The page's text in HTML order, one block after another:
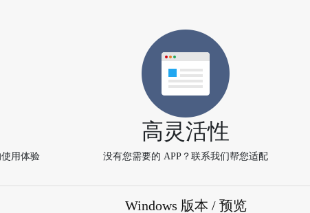
用体验
高灵活性
没有您需要的 APP？联系我们帮您适配
Windows 版本 / 预览